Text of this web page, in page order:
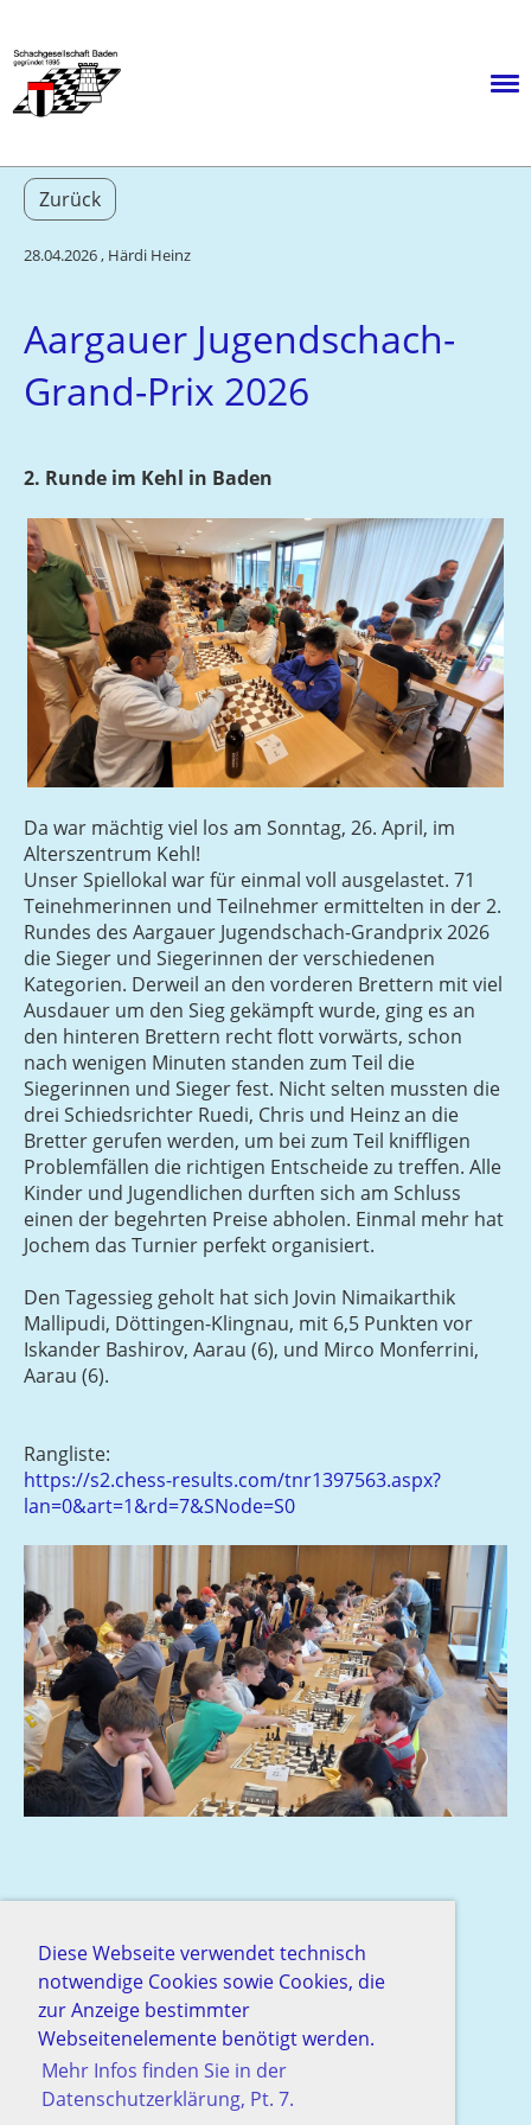
Diese Webseite verwendet technisch
notwendige Cookies sowie Cookies, die
zur Anzeige bestimmter
Webseitenelemente benötigt werden.
Mehr Infos finden Sie in der
Datenschutzerklärung, Pt. 7.
Zurück
28.04.2026, Härdi Heinz
Aargauer Jugendschach-
Grand-Prix 2026
2. Runde im Kehl in Baden
Da war mächtig viel los am Sonntag, 26. April, im
Alterszentrum Kehl!
Unser Spiellokal war für einmal voll ausgelastet. 71
Teinehmerinnen und Teilnehmer ermittelten in der 2.
Rundes des Aargauer Jugendschach-Grandprix 2026
die Sieger und Siegerinnen der verschiedenen
Kategorien. Derweil an den vorderen Brettern mit viel
Ausdauer um den Sieg gekämpft wurde, ging es an
den hinteren Brettern recht flott vorwärts, schon
nach wenigen Minuten standen zum Teil die
Siegerinnen und Sieger fest. Nicht selten mussten die
drei Schiedsrichter Ruedi, Chris und Heinz an die
Bretter gerufen werden, um bei zum Teil kniffligen
Problemfällen die richtigen Entscheide zu treffen. Alle
Kinder und Jugendlichen durften sich am Schluss
einen der begehrten Preise abholen. Einmal mehr hat
Jochem das Turnier perfekt organisiert.
Den Tagessieg geholt hat sich Jovin Nimaikarthik
Mallipudi, Döttingen-Klingnau, mit 6,5 Punkten vor
Iskander Bashirov, Aarau (6), und Mirco Monferrini,
Aarau (6).
Rangliste:
https://s2.chess-results.com/tnr1397563.aspx?
lan=0&art=1&rd=7&SNode=S0